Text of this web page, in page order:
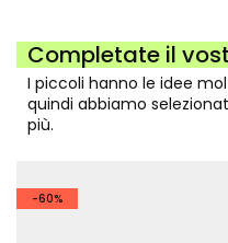
Completate il
I piccoli hanno le idee
quindi abbiamo
più.
-60%